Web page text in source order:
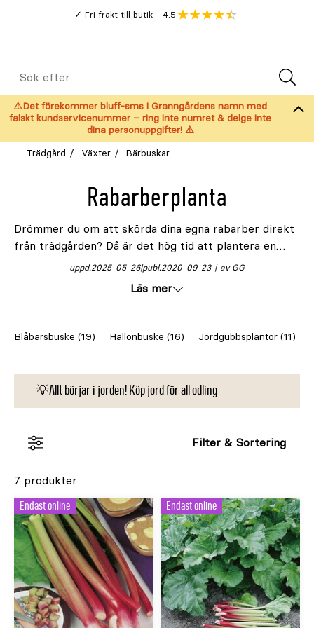
Fri frakt till butik
Genomsnitt
4.5
Meny
Sök
efter
⚠️Det förekommer bluff-sms i Granngårdens namn med
falskt kundservicenummer – ring inte numret & delge inte
dina personuppgifter! ⚠️
Trädgård Växter Bärbuskar
Rabarberplanta
Drömmer du om att skörda dina egna rabarber direkt
från trädgården? Då är det hög tid att plantera en
rabarberplantor. Denna tåliga och dekorativa fleråriga
dig också med en riklig skörd år efter år. Oavsett om
rabarber ett självklart val för den som vill kombinera
publ.2020-09-23
uppd.2025-05-26 av GG
Läs mer
Blåbärsbuske (19) Hallonbuske (16) Jordgubbsplantor (11)
💡Allt börjar i jorden! Köp jord för all odling
Filter & Sortering
7 produkter
Endast online
Endast online